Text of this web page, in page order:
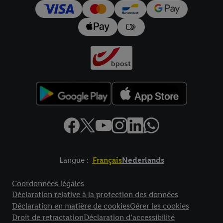
Langue : FrançaisNederlands
Coordonnées légales
Déclaration relative à la protection des données
Déclaration en matière de cookiesGérer les cookies
Droit de retractationDéclaration d’accessibilité